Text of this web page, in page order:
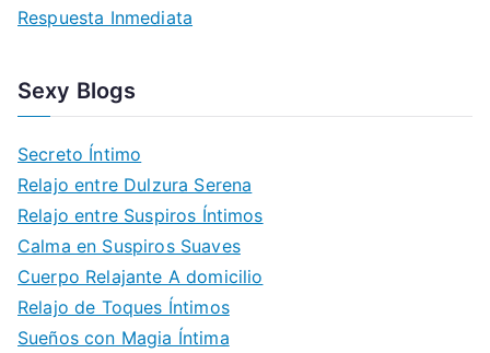
Respuesta Inmediata
Sexy Blogs
Secreto Íntimo
Relajo entre Dulzura Serena
Relajo entre Suspiros Íntimos
Calma en Suspiros Suaves
Cuerpo Relajante A domicilio
Relajo de Toques Íntimos
Sueños con Magia Íntima